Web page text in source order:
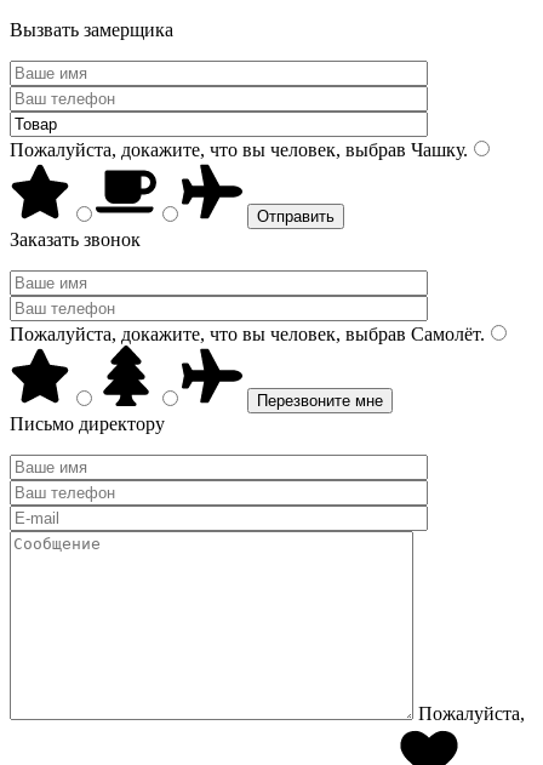
Вызвать замерщика
Пожалуйста, докажите, что вы человек, выбрав Чашку.
Заказать звонок
Пожалуйста, докажите, что вы человек, выбрав Самолёт.
Письмо директору
Пожалуйста,